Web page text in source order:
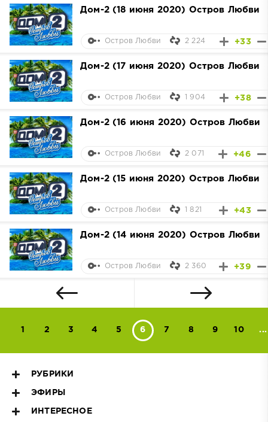
Дом-2 (18 июня 2020) Остров Любви
+33
Остров Любви 2 224
Дом-2 (17 июня 2020) Остров Любви
+38
Остров Любви 1 904
Дом-2 (16 июня 2020) Остров Любви
+46
Остров Любви 2 071
Дом-2 (15 июня 2020) Остров Любви
+43
Остров Любви 1 821
Дом-2 (14 июня 2020) Остров Любви
+39
Остров Любви 2 360
1 2 3 4 5 6 7 8 9 10 ...
РУБРИКИ
ЭФИРЫ
ИНТЕРЕСНОЕ